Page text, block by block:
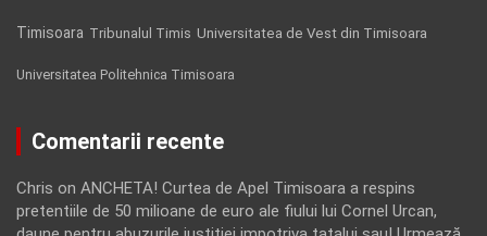
Timisoara Tribunalul Timis Universitatea de Vest din Timisoara
Universitatea Politehnica Timisoara
Comentarii recente
Chris on ANCHETA! Curtea de Apel Timisoara a respins
pretentiile de 50 milioane de euro ale fiului lui Cornel Urcan,